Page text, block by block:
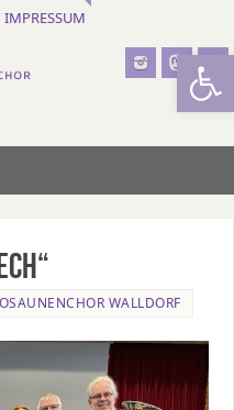
IMPRESSUM
WALLDORF